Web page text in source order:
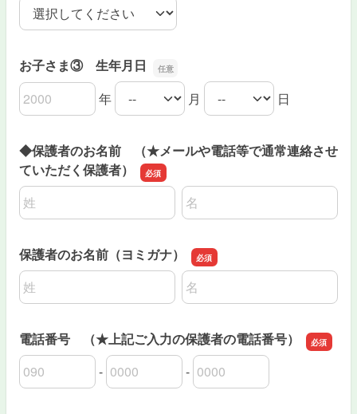
お子さま③ 学年（2021年度）
お子さま③ 生年月日
お子さま③ 生年月日の年
年
お子さま③ 生年月日の月 月
お子さま③ 生年月日の日 日
◆保護者のお名前 （★メールや電話等で通常連絡させ
ていただく保護者）
名前の姓
名前の名
保護者のお名前（ヨミガナ）
名前の姓
名前の名
電話番号 （★上記ご入力の保護者の電話番号）
電話番号 （★上記ご入力の保護者の電話番号）の市外局
-
電話番号 （★上記ご入力の保護者の電話番号）の市内局
-
電話番号 （★上記ご入力の保護者の電話番号）の加入者